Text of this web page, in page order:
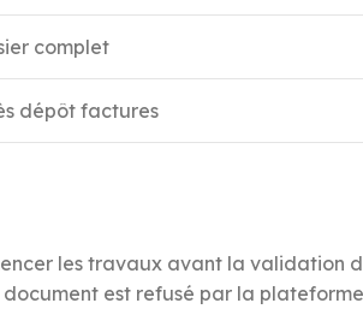
complet
dépôt factures
les travaux avant la validation
document est refusé par la